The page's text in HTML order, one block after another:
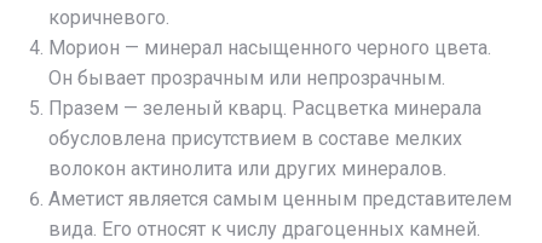
коричневого.
Морион — минерал насыщенного черного цвета.
Он бывает прозрачным или непрозрачным.
Празем — зеленый кварц. Расцветка минерала
обусловлена присутствием в составе мелких
волокон актинолита или других минералов.
Аметист является самым ценным представителем
вида. Его относят к числу драгоценных камней.